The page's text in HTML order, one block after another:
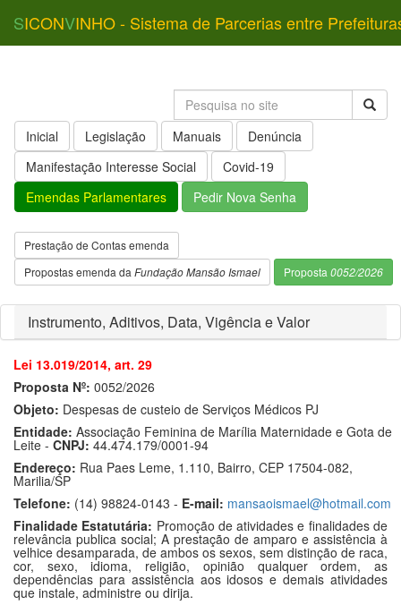
SICONVINHO - Sistema de Parcerias entre
Inicial Legislação Manuais
Denúncia
Manifestação Interesse Social
Covid-19
Emendas Parlamentares
Pedir Nova Senha
Prestação de Contas emenda
Propostas emenda da Fundação Mansão Ismael Proposta 0052/2026
Instrumento, Aditivos, Data, Vigência e Valor
Lei 13.019/2014, art. 29
Proposta Nº: 0052/2026
Objeto: Despesas de custeio de Serviços Médicos PJ
Entidade: Associação Feminina de Marília Maternidade e Gota de
Leite - CNPJ: 44.474.179/0001-94
Endereço: Rua Paes Leme, 1.110, Bairro, CEP 17504-082,
Marilia/SP
Telefone: (14) 98824-0143 - E-mail: mansaoismael@hotmail.com
Finalidade Estatutária: Promoção de atividades e finalidades de
relevância publica social; A prestação de amparo e assistência à
velhice desamparada, de ambos os sexos, sem distinção de raca,
cor, sexo, idioma, religião, opinião qualquer ordem, as
dependências para assistência aos idosos e demais atividades
que instale, administre ou dirija.